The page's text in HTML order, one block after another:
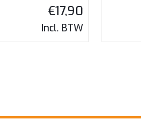
€17,90
Incl. BTW